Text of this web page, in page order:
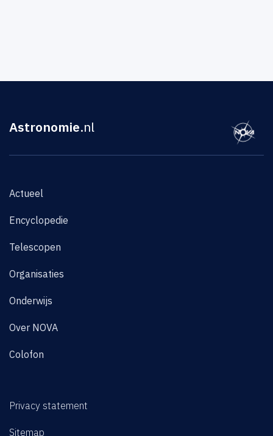
Astronomie.nl
Actueel
Encyclopedie
Telescopen
Organisaties
Onderwijs
Over NOVA
Colofon
Privacy statement
Sitemap